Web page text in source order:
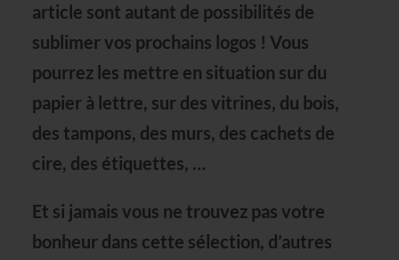
article sont autant de possibilités de
sublimer vos prochains logos ! Vous
pourrez les mettre en situation sur du
papier à lettre, sur des vitrines, du bois,
des tampons, des murs, des cachets de
cire, des étiquettes, …
Et si jamais vous ne trouvez pas votre
bonheur dans cette sélection, d’autres